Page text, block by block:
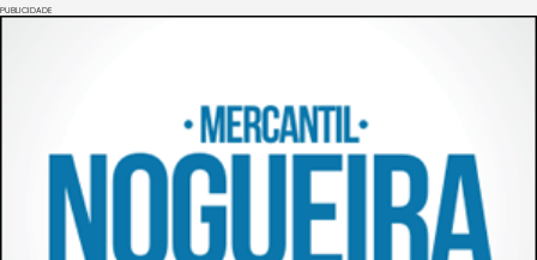
PUBLICIDADE